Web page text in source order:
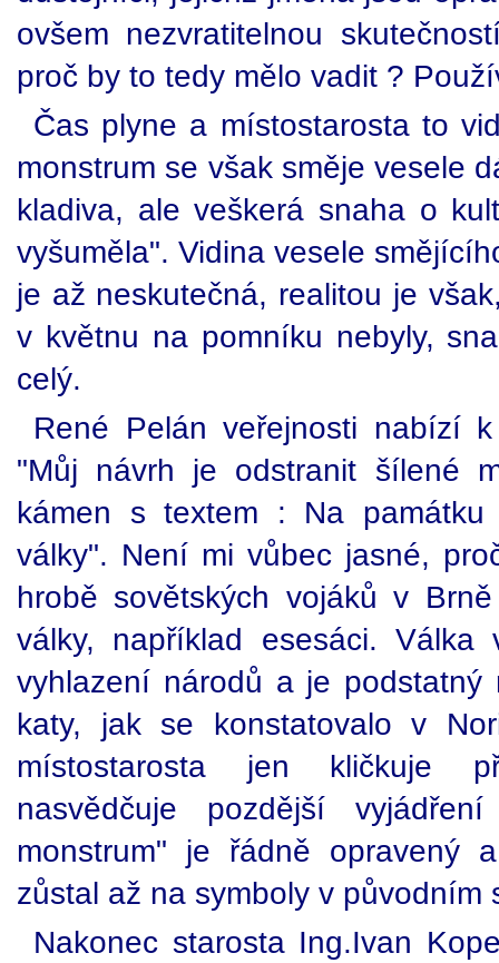
ovšem nezvratitelnou
proč by to tedy mělo vadit ?
Čas plyne a místostarosta to
monstrum se však směje vesele
kladiva, ale veškerá snaha o
vyšuměla". Vidina vesele
je až neskutečná, realitou je
v květnu na pomníku nebyly,
celý.
René Pelán veřejnosti nabízí
"Můj návrh je odstranit šílené
kámen s textem : Na
války". Není mi vůbec jasné,
hrobě sovětských vojáků v
války, například esesáci.
vyhlazení národů a je
katy, jak se konstatovalo v
místostarosta jen kličkuje
nasvědčuje pozdější
monstrum" je řádně opravený
zůstal až na symboly v původním
Nakonec starosta Ing.Ivan